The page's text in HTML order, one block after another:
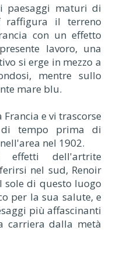
paesaggi maturi di
il terreno
con un effetto
lavoro, una
si erge in mezzo a
mentre sullo
mare blu.
e vi trascorse
di tempo prima di
nel 1902.
effetti dell'artrite
nel sud, Renoir
sole di questo luogo
per la sua salute, e
più affascinanti
dalla metà